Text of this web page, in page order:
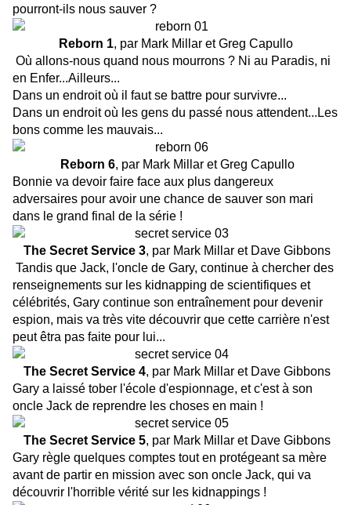
pourront-ils nous sauver ?
Reborn 1, par Mark Millar et Greg Capullo
Où allons-nous quand nous mourrons ? Ni au Paradis, ni
en Enfer...Ailleurs...
Dans un endroit où il faut se battre pour survivre...
Dans un endroit où les gens du passé nous attendent...Les
bons comme les mauvais...
Reborn 6, par Mark Millar et Greg Capullo
Bonnie va devoir faire face aux plus dangereux
adversaires pour avoir une chance de sauver son mari
dans le grand final de la série !
The Secret Service 3, par Mark Millar et Dave Gibbons
Tandis que Jack, l'oncle de Gary, continue à chercher des
renseignements sur les kidnapping de scientifiques et
célébrités, Gary continue son entraînement pour devenir
espion, mais va très vite découvrir que cette carrière n'est
peut êtra pas faite pour lui...
The Secret Service 4, par Mark Millar et Dave Gibbons
Gary a laissé tober l'école d'espionnage, et c'est à son
oncle Jack de reprendre les choses en main !
The Secret Service 5, par Mark Millar et Dave Gibbons
Gary règle quelques comptes tout en protégeant sa mère
avant de partir en mission avec son oncle Jack, qui va
découvrir l'horrible vérité sur les kidnappings !